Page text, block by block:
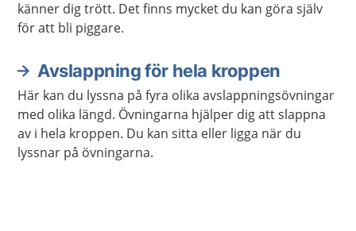
känner dig trött. Det finns mycket du kan göra själv
för att bli piggare.
Avslappning för hela kroppen
Här kan du lyssna på fyra olika avslappningsövningar
med olika längd. Övningarna hjälper dig att slappna
av i hela kroppen. Du kan sitta eller ligga när du
lyssnar på övningarna.